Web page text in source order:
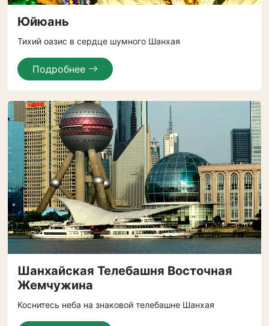
Юйюань
Тихий оазис в сердце шумного Шанхая
Подробнее
Шанхайская Телебашня Восточная
Жемчужина
Коснитесь неба на знаковой телебашне Шанхая